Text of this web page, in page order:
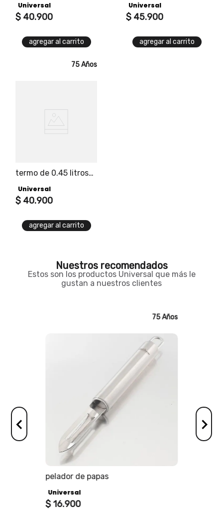
Universal
$ 40.900
agregar al carrito
Universal
$ 45.900
agregar al carrito
75 Años
termo de 0.45 litros
Universal
$ 40.900
agregar al carrito
Nuestros recomendados
Estos son los productos Universal que más le
gustan a nuestros clientes
75 Años
pelador de papas
Universal
$ 16.900